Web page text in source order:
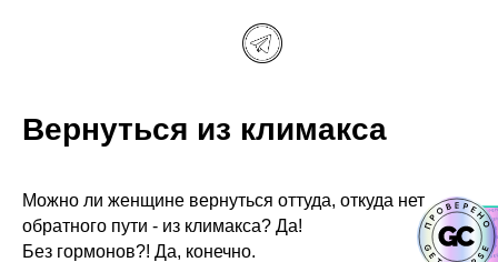
Вернуться из климакса
Можно ли женщине вернуться оттуда, откуда нет
обратного пути - из климакса? Да!
Без гормонов?! Да, конечно.